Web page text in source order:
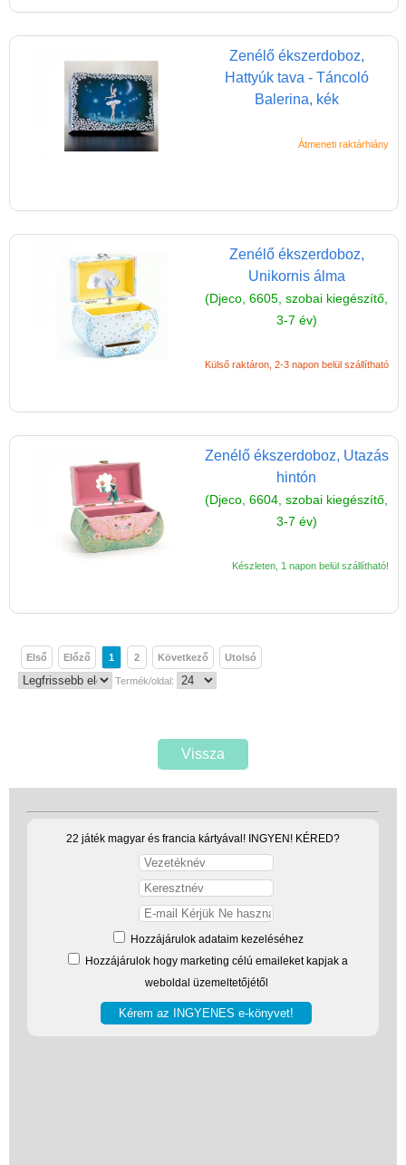
Zenélő ékszerdoboz,
Hattyúk tava - Táncoló
Balerina, kék
Átmeneti raktárhiány
Zenélő ékszerdoboz,
Unikornis álma
(Djeco, 6605, szobai kiegészítő,
3-7 év)
Külső raktáron, 2-3 napon belül szállítható
Zenélő ékszerdoboz, Utazás
hintón
(Djeco, 6604, szobai kiegészítő,
3-7 év)
Készleten, 1 napon belül szállítható!
Első Előző 1 2 Következő Utolsó
Termék/oldal:
Vissza
22 játék magyar és francia kártyával! INGYEN! KÉRED?
Hozzájárulok adataim kezeléséhez
Hozzájárulok hogy marketing célú emaileket kapjak a
weboldal üzemeltetőjétől